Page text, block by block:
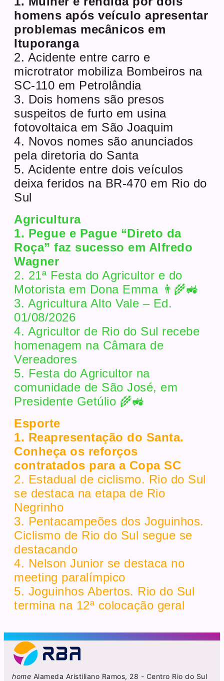
homens após veículo apresentar
problemas mecânicos em
Ituporanga
2. Acidente entre carro e
microtrator mobiliza Bombeiros na
SC-110 em Petrolândia
3. Dois homens são presos
suspeitos de furto em usina
fotovoltaica em São Joaquim
4. Novos nomes são anunciados
pela diretoria do Santa
5. Acidente entre dois veículos
deixa feridos na BR-470 em Rio do
Sul
Agricultura
1. Pegue e Pague “Direto da
Roça” faz sucesso em Alfredo
Wagner
2. 21ª Festa do Agricultor e do
Motorista em Dona Emma 👨‍🌾🚜
3. Agricultura Alto Vale – Ed.
01/08/2026
4. Agricultor de Rio do Sul recebe
homenagem na Câmara de
Vereadores
5. Festa do Agricultor na
comunidade de São José, em
Presidente Getúlio 🌾🚜
Esporte
1. Reapresentação do Santa.
Conheça os reforços
contratados para a Copa SC
2. Estadual de ciclismo. Rio do Sul
se destaca na etapa de Rio
Negrinho
3. Pentacampeões dos Joguinhos.
Ciclismo de Rio do Sul segue se
destacando
4. Nelson Junior se destaca no
meeting paralímpico
5. Joguinhos Abertos. Rio do Sul
termina na 12ª colocação geral
home Alameda Aristiliano Ramos, 28 - Centro Rio do Sul